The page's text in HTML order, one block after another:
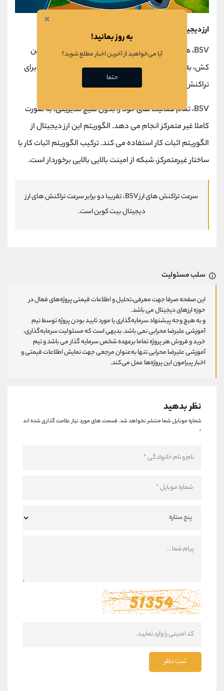
ارز دیجیتال BSV چگونه کار می کند؟
BSV، همانند دیگر ارزهای دیجیتال بیت کوین و بیت کوین
کش، به منظور یک شبکه پرداخت همتا به همتا می تواند برای
تراکنش های روزمره مورد استفاده قرار بگیرد.
BSV، تمام فعالیت های خود را بدون هیچ مدیریتی، به صورت
کاملا غیر متمرکز انجام می دهد. الگوریتم این ارز دیجیتال از
الگوریتم اثبات کار استفاده می کند. ترکیب الگوریتم اثبات کار با
ساختار غیرمتمرکز، شبکه از امینت بالایی بالایی برخوردار است.
سرعت تراکنش های ارز BSV، تقریبا دو برابر سرعت تراکنش های ارز
دیجیتال بیت کوین است.
سلب مسئولیت
این صفحه صرفا جهت معرفی،تحلیل و اطلاعات قیمتی پروژه‌های فعال در
حوزه ارزهای دیجیتال می باشد.
و به هیچ وجه پیشنهاد سرمایه‌گذاری یا مورد تایید بودن پروژه توسط تیم
آموزشی علیرضا محرابی نمی باشد. بدیهی است که مسئولیت سرمایه‌گذاری،
خرید و فروش هر پروژه تماما برعهده شخص سرمایه گذار می باشد و تیم
آموزشی علیرضا محرابی تنها به‌عنوان مرجعی جهت نمایش اطلاعات قیمتی و
اخبار پیرامون این پروژه‌‌ها عمل می‌کند.
نظر بدهید
شماره موبایل شما منتشر نخواهد شد.قسمت های مورد نیاز علامت گذاری شده اند
*
ثبت نظر
×
به روز بمانید!
آیا می‌خواهید از آخرین اخبار مطلع شوید؟
حتما